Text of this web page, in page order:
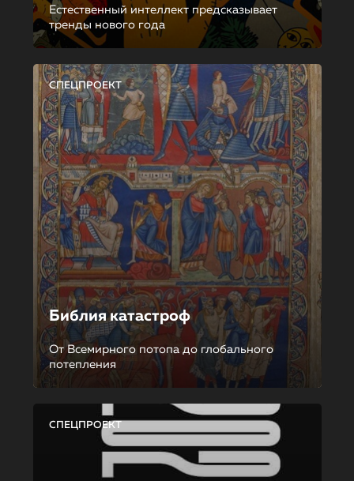
Естественный интеллект предсказывает
тренды нового года
СПЕЦПРОЕКТ
Библия катастроф
От Всемирного потопа до глобального
потепления
СПЕЦПРОЕКТ